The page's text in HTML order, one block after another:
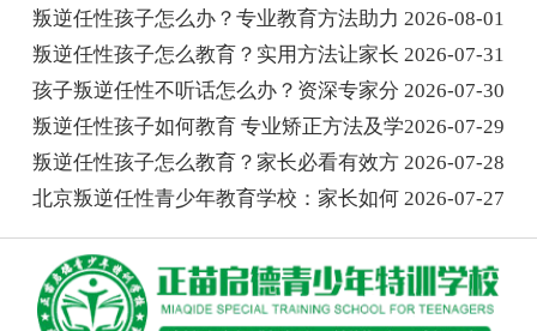
叛逆任性孩子怎么办？专业教育方法助力 2026-08-01
叛逆任性孩子怎么教育？实用方法让家长 2026-07-31
孩子叛逆任性不听话怎么办？资深专家分 2026-07-30
叛逆任性孩子如何教育 专业矫正方法及学2026-07-29
叛逆任性孩子怎么教育？家长必看有效方 2026-07-28
北京叛逆任性青少年教育学校：家长如何 2026-07-27